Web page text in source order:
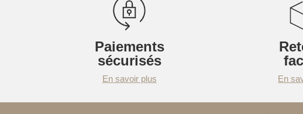
Paiements
sécurisés
En savoir plus En